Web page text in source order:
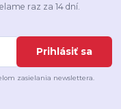
raz za 14 dní.
Prihlásiť sa
zasielania newslettera.